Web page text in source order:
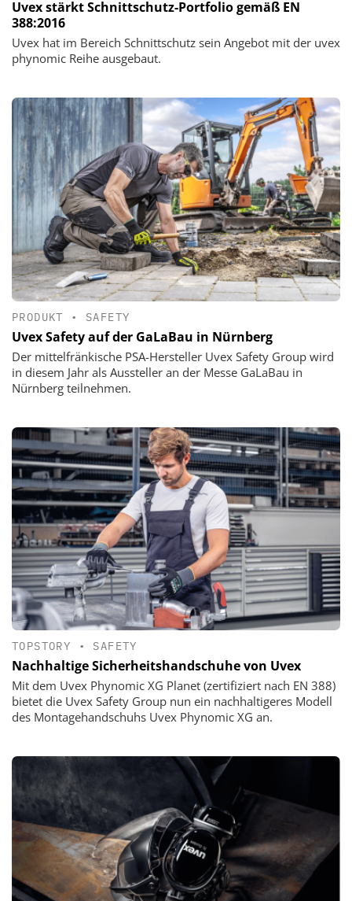
Uvex stärkt Schnittschutz-Portfolio gemäß EN
388:2016
Uvex hat im Bereich Schnittschutz sein Angebot mit der uvex
phynomic Reihe ausgebaut.
PRODUKT • SAFETY
Uvex Safety auf der GaLaBau in Nürnberg
Der mittelfränkische PSA-Hersteller Uvex Safety Group wird
in diesem Jahr als Aussteller an der Messe GaLaBau in
Nürnberg teilnehmen.
TOPSTORY • SAFETY
Nachhaltige Sicherheitshandschuhe von Uvex
Mit dem Uvex Phynomic XG Planet (zertifiziert nach EN 388)
bietet die Uvex Safety Group nun ein nachhaltigeres Modell
des Montagehandschuhs Uvex Phynomic XG an.